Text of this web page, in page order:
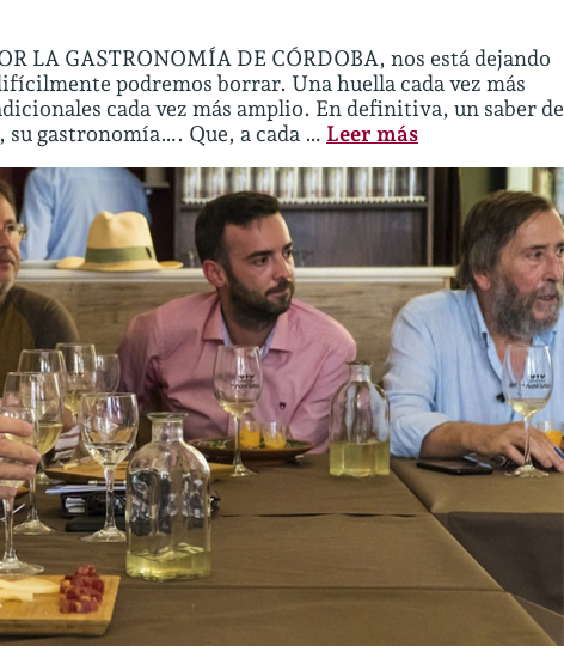
LA GASTRONOMÍA DE CÓRDOBA, nos está dejando
podremos borrar. Una huella cada vez más
cada vez más amplio. En definitiva, un saber de
su gastronomía…. Que, a cada … Leer más